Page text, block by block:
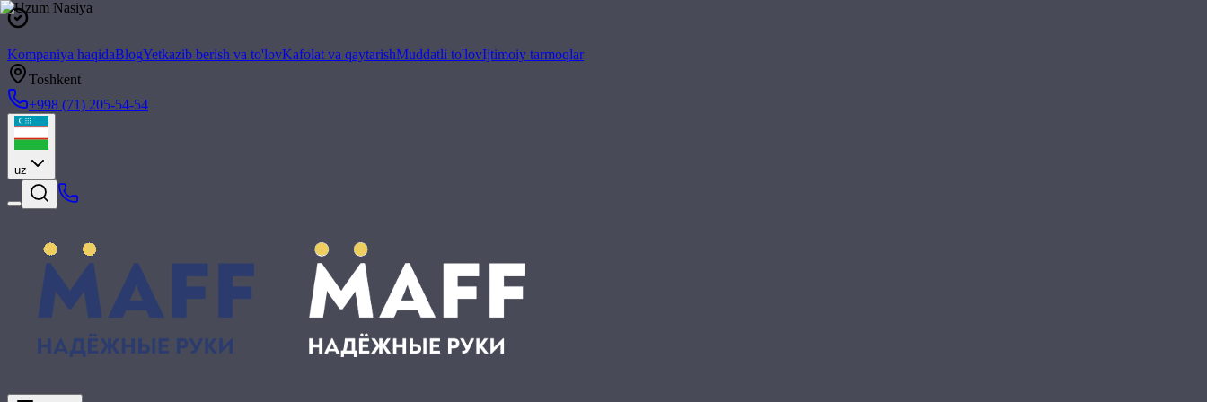
Kompaniya haqidaBlogYetkazib berish va to'lovKafolat va qaytarishMuddatli to'lovIjtimoiy tarmoqlar
Toshkent
+998 (71) 205-54-54
uz